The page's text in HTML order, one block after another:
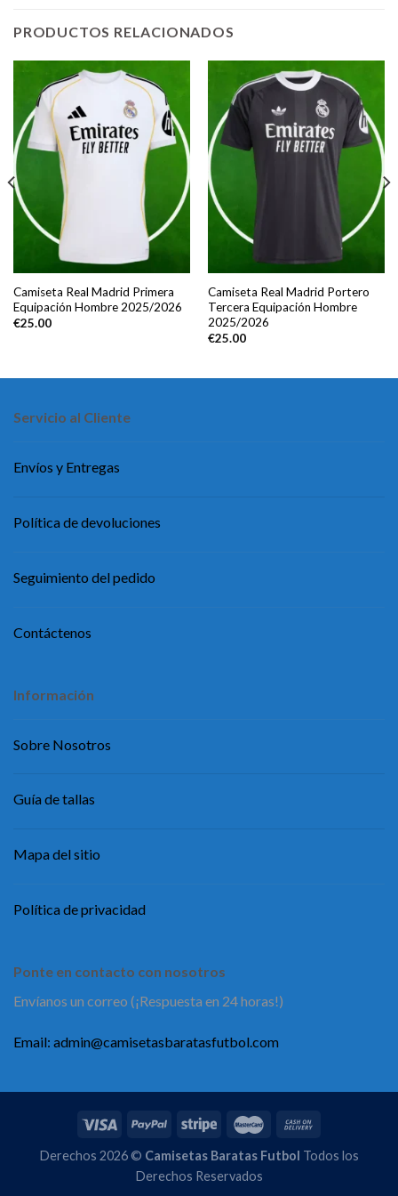
PRODUCTOS RELACIONADOS
Camiseta Real Madrid Primera
Equipación Hombre 2025/2026
€25.00
Camiseta Real Madrid Portero
Tercera Equipación Hombre
2025/2026
€25.00
Servicio al Cliente
Envíos y Entregas
Política de devoluciones
Seguimiento del pedido
Contáctenos
Información
Sobre Nosotros
Guía de tallas
Mapa del sitio
Política de privacidad
Ponte en contacto con nosotros
Envíanos un correo (¡Respuesta en 24 horas!)
Email: admin@camisetasbaratasfutbol.com
Derechos 2026 © Camisetas Baratas Futbol Todos los
Derechos Reservados